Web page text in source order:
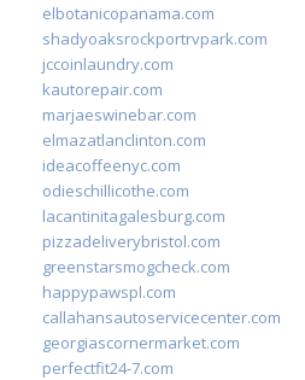
elbotanicopanama.com
shadyoaksrockportrvpark.com
jccoinlaundry.com
kautorepair.com
marjaeswinebar.com
elmazatlanclinton.com
ideacoffeenyc.com
odieschillicothe.com
lacantinitagalesburg.com
pizzadeliverybristol.com
greenstarsmogcheck.com
happypawspl.com
callahansautoservicecenter.com
georgiascornermarket.com
perfectfit24-7.com